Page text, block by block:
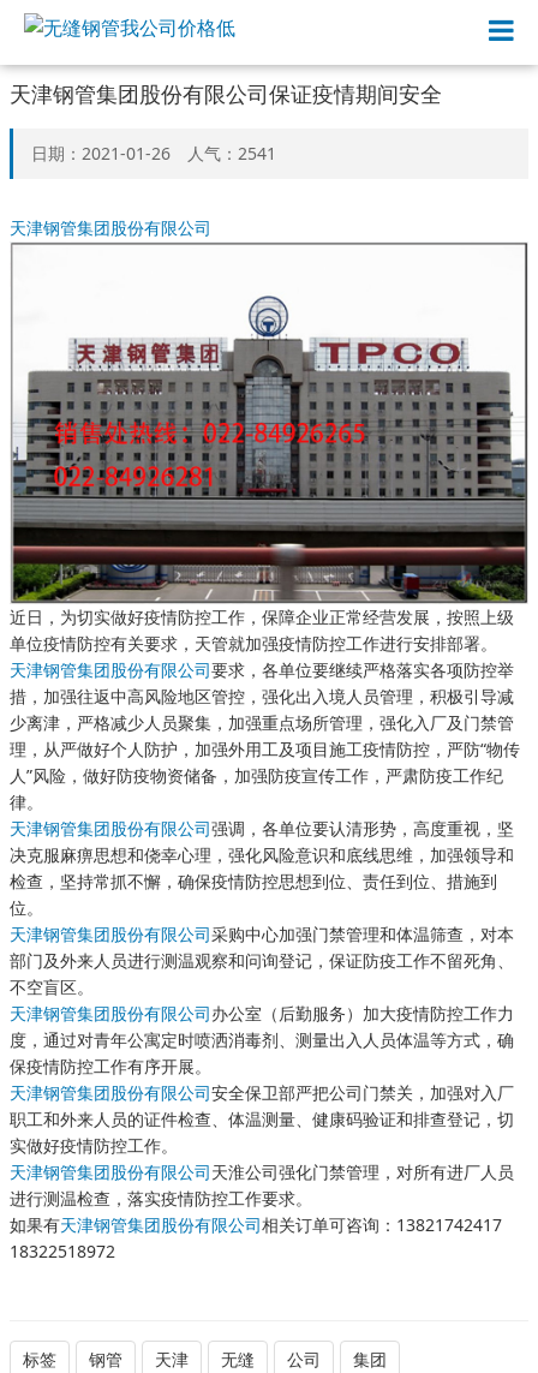
天津钢管集团股份有限公司保证疫情期间安全
日期：2021-01-26 人气：2541
天津钢管集团股份有限公司
近日，为切实做好疫情防控工作，保障企业正常经营发展，按照上级
单位疫情防控有关要求，天管就加强疫情防控工作进行安排部署。
天津钢管集团股份有限公司要求，各单位要继续严格落实各项防控举
措，加强往返中高风险地区管控，强化出入境人员管理，积极引导减
少离津，严格减少人员聚集，加强重点场所管理，强化入厂及门禁管
理，从严做好个人防护，加强外用工及项目施工疫情防控，严防“物传
人”风险，做好防疫物资储备，加强防疫宣传工作，严肃防疫工作纪
律。
天津钢管集团股份有限公司强调，各单位要认清形势，高度重视，坚
决克服麻痹思想和侥幸心理，强化风险意识和底线思维，加强领导和
检查，坚持常抓不懈，确保疫情防控思想到位、责任到位、措施到
位。
天津钢管集团股份有限公司采购中心加强门禁管理和体温筛查，对本
部门及外来人员进行测温观察和问询登记，保证防疫工作不留死角、
不空盲区。
天津钢管集团股份有限公司办公室（后勤服务）加大疫情防控工作力
度，通过对青年公寓定时喷洒消毒剂、测量出入人员体温等方式，确
保疫情防控工作有序开展。
天津钢管集团股份有限公司安全保卫部严把公司门禁关，加强对入厂
职工和外来人员的证件检查、体温测量、健康码验证和排查登记，切
实做好疫情防控工作。
天津钢管集团股份有限公司天淮公司强化门禁管理，对所有进厂人员
进行测温检查，落实疫情防控工作要求。
如果有天津钢管集团股份有限公司相关订单可咨询：13821742417
18322518972
标签 钢管 天津 无缝 公司 集团